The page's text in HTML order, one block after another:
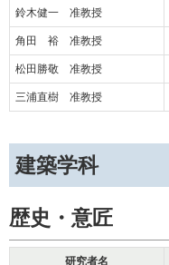
鈴木健一 准教授
角田 裕 准教授
松田勝敬 准教授
三浦直樹 准教授
建築学科
歴史・意匠
研究者名